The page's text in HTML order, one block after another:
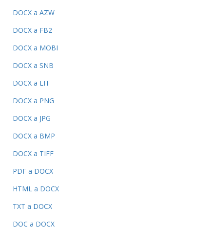
DOCX a AZW
DOCX a FB2
DOCX a MOBI
DOCX a SNB
DOCX a LIT
DOCX a PNG
DOCX a JPG
DOCX a BMP
DOCX a TIFF
PDF a DOCX
HTML a DOCX
TXT a DOCX
DOC a DOCX